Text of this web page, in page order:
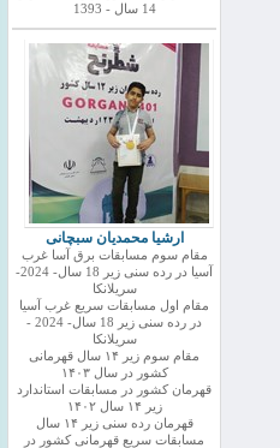
14 سال - 1393
ارشیا محمدیان سبچانی
مقام سوم مسابقات برق آسا غرب
آسیا در رده سنی زیر 18 سال- 2024-
سریلانکا
مقام اول مسابقات سریع غرب آسیا
در رده سنی زیر 18 سال- 2024 -
سریلانکا
مقام سوم زیر ۱۴ سال قهرمانی
کشور در سال ۱۴۰۳
قهرمان کشور در مسابقات استاندارد
زیر ۱۴ سال ۱۴۰۲
قهرمان رده سنی زیر ۱۴ سال
مسابقات سریع قهرمانی کشور در